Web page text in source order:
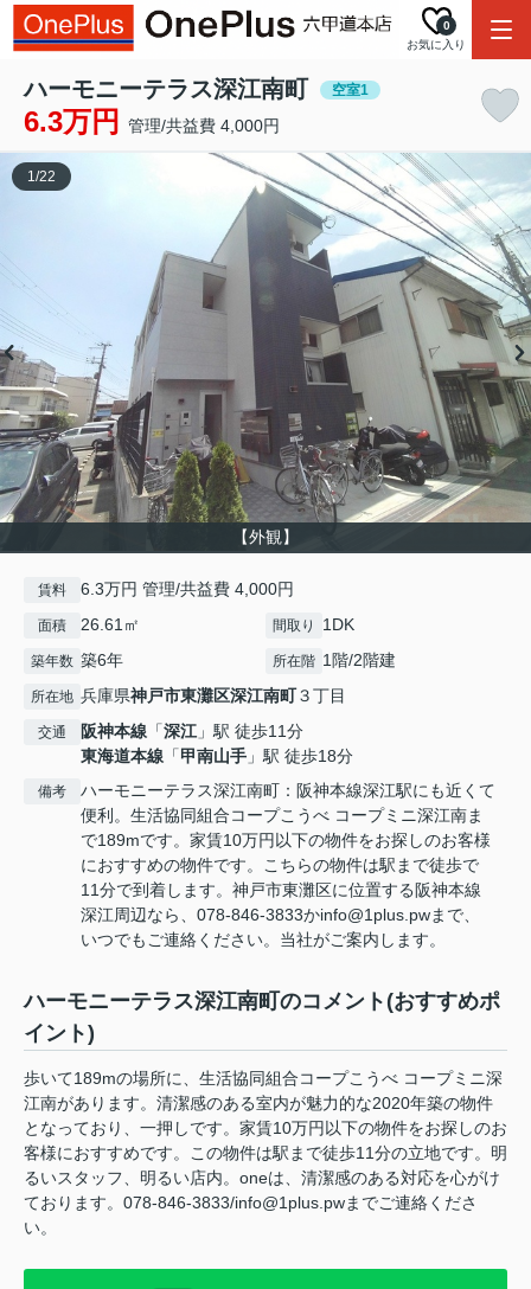
お気に入り
0
ハーモニーテラス深江南町 空室1
6.3万円 管理/共益費 4,000円
【外観】
1/22
賃料 6.3万円 管理/共益費 4,000円
面積 26.61㎡ 間取り 1DK
築年数 築6年 所在階 1階/2階建
所在地 兵庫県神戸市東灘区深江南町３丁目
交通 阪神本線 「深江」駅 徒歩11分
東海道本線 「甲南山手 」駅 徒歩18分
備考
ハーモニーテラス深江南町：阪神本線深江駅にも近くて
便利。生活協同組合コープこうべ コープミニ深江南ま
で189mです。家賃10万円以下の物件をお探しのお客様
におすすめの物件です。こちらの物件は駅まで徒歩で
11分で到着します。神戸市東灘区に位置する阪神本線
深江周辺なら、078-846-3833かinfo@1plus.pwまで、
いつでもご連絡ください。当社がご案内します。
ハーモニーテラス深江南町のコメント(おすすめポ
イント)
歩いて189mの場所に、生活協同組合コープこうべ コープミニ深
江南があります。清潔感のある室内が魅力的な2020年築の物件
となっており、一押しです。家賃10万円以下の物件をお探しのお
客様におすすめです。この物件は駅まで徒歩11分の立地です。明
るいスタッフ、明るい店内。oneは、清潔感のある対応を心がけ
ております。078-846-3833/info@1plus.pwまでご連絡くださ
い。